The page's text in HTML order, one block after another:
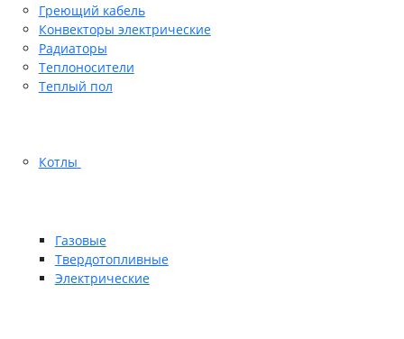
Греющий кабель
Конвекторы электрические
Радиаторы
Теплоносители
Теплый пол
Котлы
Газовые
Твердотопливные
Электрические